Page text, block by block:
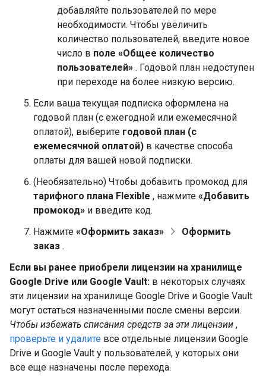
добавляйте пользователей по мере
необходимости. Чтобы увеличить
количество пользователей, введите новое
число в поле «Общее количество
пользователей» . Годовой план недоступен
при переходе на более низкую версию.
Если ваша текущая подписка оформлена на
годовой план (с ежегодной или ежемесячной
оплатой), выберите годовой план (с
ежемесячной оплатой) в качестве способа
оплаты для вашей новой подписки.
(Необязательно) Чтобы добавить промокод для
тарифного плана Flexible , нажмите «Добавить
промокод» и введите код.
Нажмите «Оформить заказ»
Оформить
заказ .
Если вы ранее приобрели лицензии на хранилище
Google Drive или Google Vault: в некоторых случаях
эти лицензии на хранилище Google Drive и Google Vault
могут остаться назначенными после смены версии.
Чтобы избежать списания средств за эти лицензии ,
проверьте и удалите все отдельные лицензии Google
Drive и Google Vault у пользователей, у которых они
все еще назначены после перехода.